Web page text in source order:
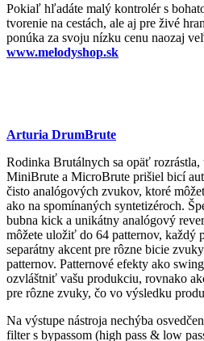
Pokiaľ hľadáte malý kontrolér s
tvorenie na cestách, ale aj pre živé
ponúka za svoju nízku cenu naozaj
www.melodyshop.sk
Arturia DrumBrute
Rodinka Brutálnych sa opäť rozrástla,
MiniBrute a MicroBrute prišiel bicí
čisto analógových zvukov, ktoré
ako na spomínaných syntetizéroch.
bubna kick a unikátny analógový
môžete uložiť do 64 patternov, každý
separátny akcent pre rôzne bicie
patternov. Patternové efekty ako
ozvláštniť vašu produkciu, rovnako
pre rôzne zvuky, čo vo výsledku
Na výstupe nástroja nechýba
filter s bypassom (high pass & low